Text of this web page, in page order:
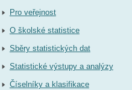
Pro veřejnost
O školské statistice
Sběry statistických dat
Statistické výstupy a analýzy
Číselníky a klasifikace